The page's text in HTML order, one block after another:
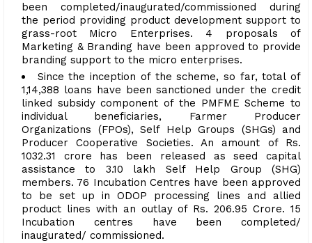
been completed/inaugurated/commissioned during
the period providing product development support to
grass-root Micro Enterprises. 4 proposals of
Marketing & Branding have been approved to provide
branding support to the micro enterprises.
Since the inception of the scheme, so far, total of
1,14,388 loans have been sanctioned under the credit
linked subsidy component of the PMFME Scheme to
individual beneficiaries, Farmer Producer
Organizations (FPOs), Self Help Groups (SHGs) and
Producer Cooperative Societies. An amount of Rs.
1032.31 crore has been released as seed capital
assistance to 3.10 lakh Self Help Group (SHG)
members. 76 Incubation Centres have been approved
to be set up in ODOP processing lines and allied
product lines with an outlay of Rs. 206.95 Crore. 15
Incubation centres have been completed/
inaugurated/ commissioned.